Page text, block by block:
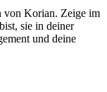
von Korian. Zeige im
sie in deiner
und deine